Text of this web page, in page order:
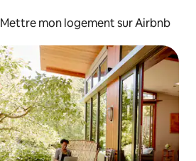
Mettre mon logement sur Airbnb